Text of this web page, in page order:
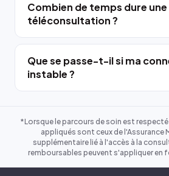
Combien de temps dure une
téléconsultation ?
Que se passe-t-il si ma
instable ?
*Lorsque le parcours de soin est
appliqués sont ceux de l'Assurance
supplémentaire lié à l'accès à la
remboursables peuvent s'appliquer